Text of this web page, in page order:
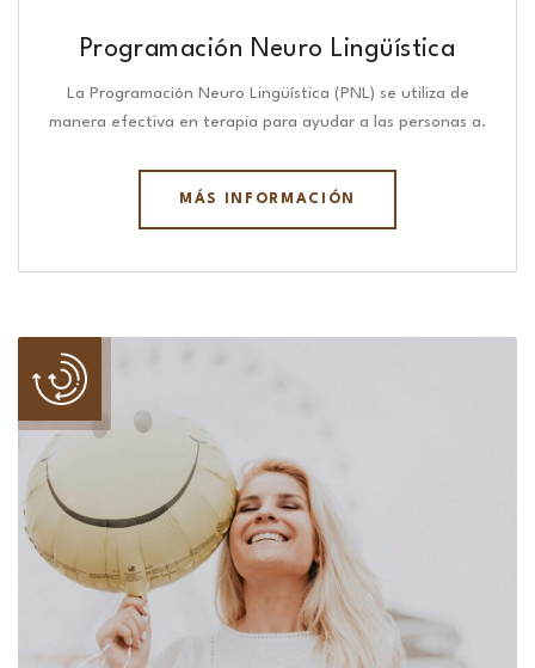
Programación Neuro Lingüística​
La Programación Neuro Lingüística (PNL) se utiliza de
manera efectiva en terapia para ayudar a las personas a.
MÁS INFORMACIÓN